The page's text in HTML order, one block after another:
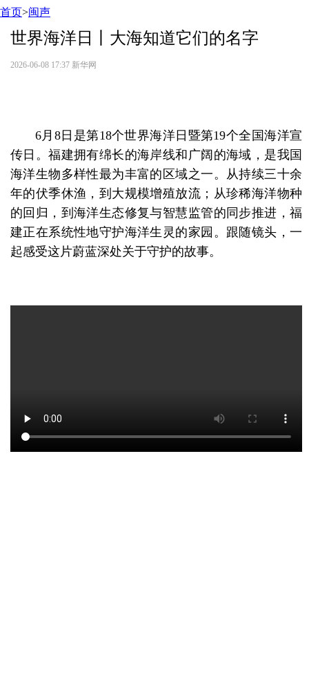
首页>闽声
世界海洋日丨大海知道它们的名字
2026-06-08 17:37 新华网
6月8日是第18个世界海洋日暨第19个全国海洋宣
传日。福建拥有绵长的海岸线和广阔的海域，是我国
海洋生物多样性最为丰富的区域之一。从持续三十余
年的伏季休渔，到大规模增殖放流；从珍稀海洋物种
的回归，到海洋生态修复与智慧监管的同步推进，福
建正在系统性地守护海洋生灵的家园。跟随镜头，一
起感受这片蔚蓝深处关于守护的故事。